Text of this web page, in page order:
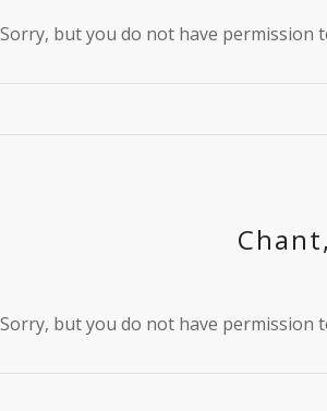
Sorry, but you do not have permission
Sorry, but you do not have permission